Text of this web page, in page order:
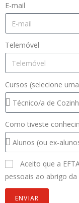
E-mail
Telemóvel
Cursos (selecione
Como tiveste
Aceito que a
pessoais ao abrigo da
ENVIAR